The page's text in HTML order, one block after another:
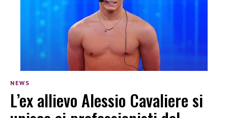
NEWS
L’ex allievo Alessio Cavaliere si